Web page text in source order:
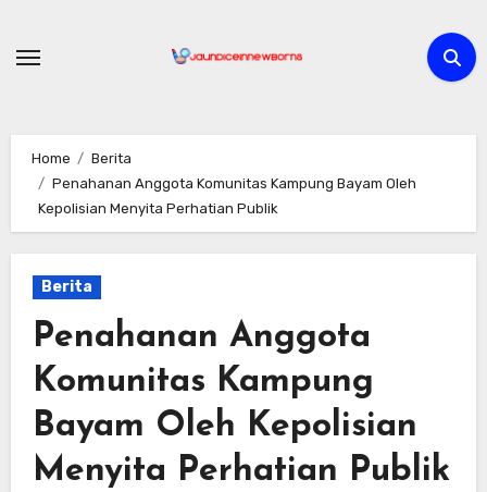
Home
Berita
Penahanan Anggota Komunitas Kampung Bayam Oleh
Kepolisian Menyita Perhatian Publik
Berita
Penahanan Anggota
Komunitas Kampung
Bayam Oleh Kepolisian
Menyita Perhatian Publik